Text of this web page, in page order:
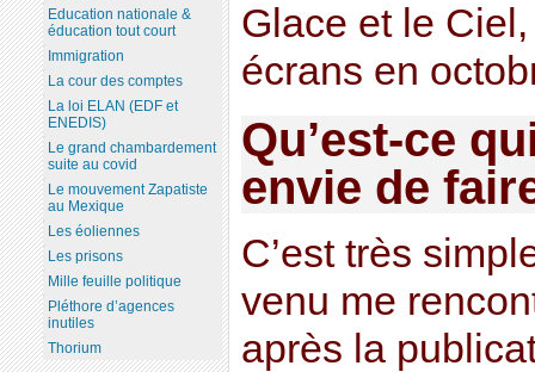
Glace et le
écrans en
Qu’est-ce
envie de
C’est très
venu me
après la
Education nationale &
éducation tout court
Immigration
La cour des comptes
La loi ELAN (EDF et
ENEDIS)
Le grand chambardement
suite au covid
Le mouvement Zapatiste
au Mexique
Les éoliennes
Les prisons
Mille feuille politique
Pléthore d’agences
inutiles
Thorium